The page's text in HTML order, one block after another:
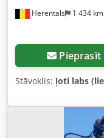
Herentals 1 434 km
Pieprasīt
Stāvoklis: ļoti labs